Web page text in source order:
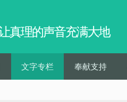
真理的声音充满大地
文字专栏 奉献支持